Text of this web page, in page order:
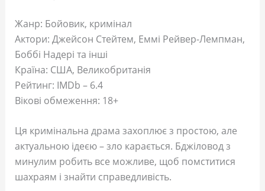
Жанр: Бойовик, кримінал
Актори: Джейсон Стейтем, Еммі Рейвер-Лемпман,
Боббі Надері та інші
Країна: США, Великобританія
Рейтинг: IMDb – 6.4
Вікові обмеження: 18+
Ця кримінальна драма захоплює з простою, але
актуальною ідеєю – зло карається. Бджіловод з
минулим робить все можливе, щоб помститися
шахраям і знайти справедливість.